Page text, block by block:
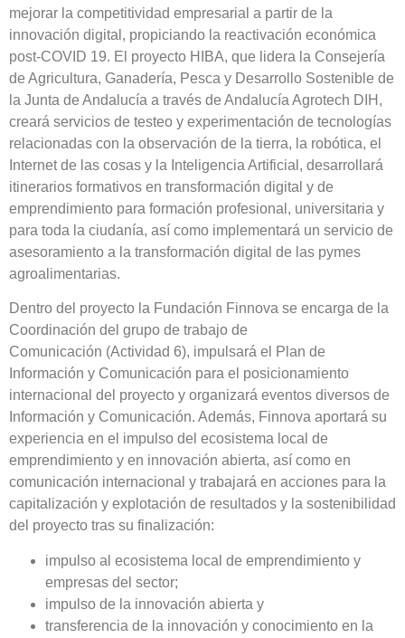
mejorar la competitividad empresarial a partir de la
innovación digital, propiciando la reactivación económica
post-COVID 19. El proyecto HIBA, que lidera la Consejería
de Agricultura, Ganadería, Pesca y Desarrollo Sostenible de
la Junta de Andalucía a través de Andalucía Agrotech DIH,
creará servicios de testeo y experimentación de tecnologías
relacionadas con la observación de la tierra, la robótica, el
Internet de las cosas y la Inteligencia Artificial, desarrollará
itinerarios formativos en transformación digital y de
emprendimiento para formación profesional, universitaria y
para toda la ciudanía, así como implementará un servicio de
asesoramiento a la transformación digital de las pymes
agroalimentarias.
Dentro del proyecto la Fundación Finnova se encarga de la
Coordinación del grupo de trabajo de
Comunicación (Actividad 6), impulsará el Plan de
Información y Comunicación para el posicionamiento
internacional del proyecto y organizará eventos diversos de
Información y Comunicación. Además, Finnova aportará su
experiencia en el impulso del ecosistema local de
emprendimiento y en innovación abierta, así como en
comunicación internacional y trabajará en acciones para la
capitalización y explotación de resultados y la sostenibilidad
del proyecto tras su finalización:
impulso al ecosistema local de emprendimiento y
empresas del sector;
impulso de la innovación abierta y
transferencia de la innovación y conocimiento en la